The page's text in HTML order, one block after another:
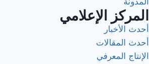
المركز الإعلامي
أحدث الأخبار
أحدث المقالات
الإنتاج المعرفي